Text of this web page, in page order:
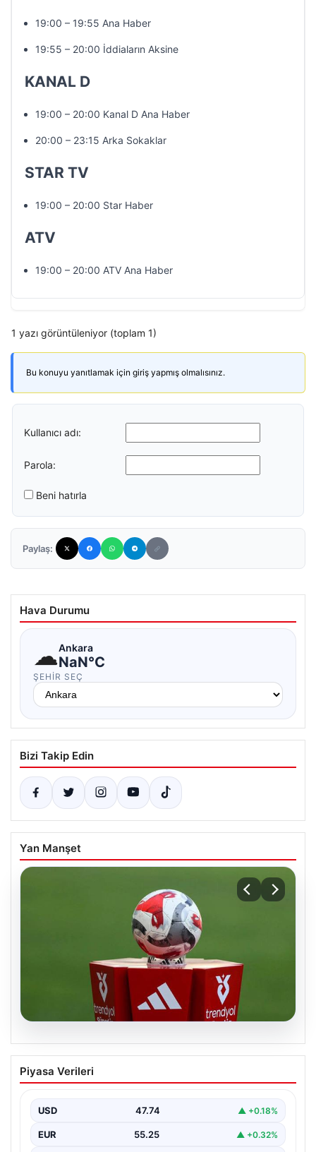
19:00 – 19:55 Ana Haber
19:55 – 20:00 İddiaların Aksine
KANAL D
19:00 – 20:00 Kanal D Ana Haber
20:00 – 23:15 Arka Sokaklar
STAR TV
19:00 – 20:00 Star Haber
ATV
19:00 – 20:00 ATV Ana Haber
1 yazı görüntüleniyor (toplam 1)
Bu konuyu yanıtlamak için giriş yapmış olmalısınız.
Kullanıcı adı:
Parola:
Beni hatırla
Paylaş:
Hava Durumu
☁Ankara
NaN°C
ŞEHIR SEÇ
Bizi Takip Edin
Yan Manşet
07.08.2026
2026-27 Süper Lig Sezonunun İkinci ve
Üçüncü Haftalarının Programı Belirlendi
sezonu için heyecanlandıran gelişmeler yaşandı.…
Piyasa Verileri
USD 47.74 ▲ +0.18%
EUR 55.25 ▲ +0.32%